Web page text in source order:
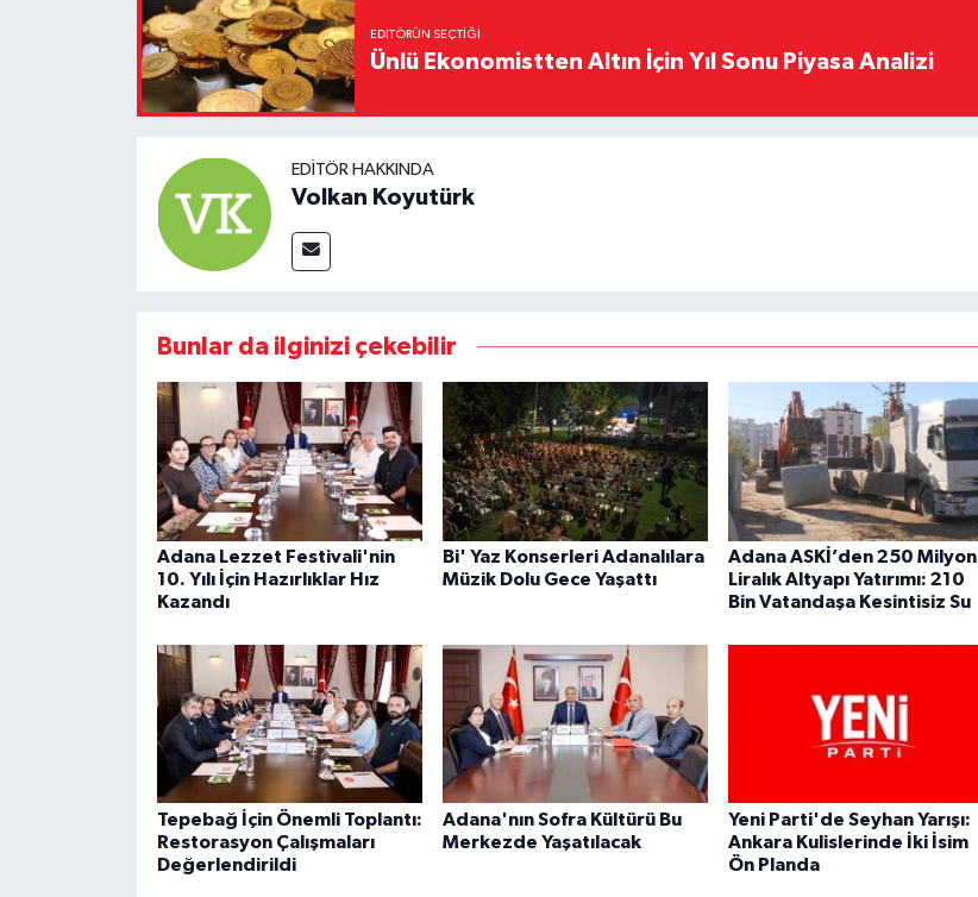
EDITÖRÜN SEÇTIĞI
Ünlü Ekonomistten Altın İçin Yıl Sonu Piyasa Analizi
EDITÖR HAKKINDA
Volkan Koyutürk
Bunlar da ilginizi çekebilir
Adana Lezzet Festivali'nin
10. Yılı İçin Hazırlıklar Hız
Kazandı
Bi' Yaz Konserleri Adanalılara
Müzik Dolu Gece Yaşattı
Adana ASKİ’den 250 Milyon
Liralık Altyapı Yatırımı: 210
Bin Vatandaşa Kesintisiz Su
Tepebağ İçin Önemli Toplantı:
Restorasyon Çalışmaları
Değerlendirildi
Adana'nın Sofra Kültürü Bu
Merkezde Yaşatılacak
Yeni Parti'de Seyhan Yarışı:
Ankara Kulislerinde İki İsim
Ön Planda